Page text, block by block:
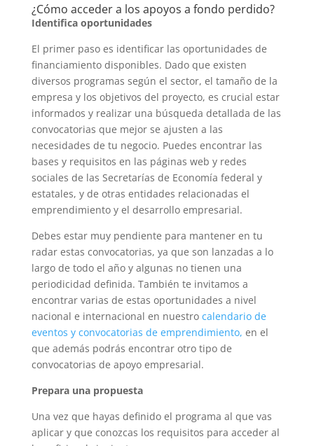
¿Cómo acceder a los apoyos a fondo perdido?
Identifica oportunidades
El primer paso es identificar las oportunidades de
financiamiento disponibles. Dado que existen
diversos programas según el sector, el tamaño de la
empresa y los objetivos del proyecto, es crucial estar
informados y realizar una búsqueda detallada de las
convocatorias que mejor se ajusten a las
necesidades de tu negocio. Puedes encontrar las
bases y requisitos en las páginas web y redes
sociales de las Secretarías de Economía federal y
estatales, y de otras entidades relacionadas el
emprendimiento y el desarrollo empresarial.
Debes estar muy pendiente para mantener en tu
radar estas convocatorias, ya que son lanzadas a lo
largo de todo el año y algunas no tienen una
periodicidad definida. También te invitamos a
encontrar varias de estas oportunidades a nivel
nacional e internacional en nuestro calendario de
eventos y convocatorias de emprendimiento, en el
que además podrás encontrar otro tipo de
convocatorias de apoyo empresarial.
Prepara una propuesta
Una vez que hayas definido el programa al que vas
aplicar y que conozcas los requisitos para acceder al